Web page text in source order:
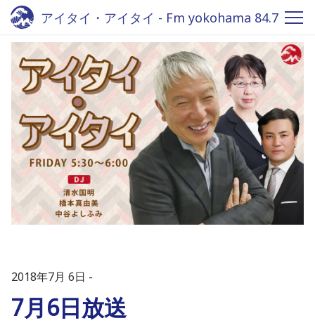
アイタイ・アイタイ - Fm yokohama 84.7
2018年7月 6日
7月6日放送